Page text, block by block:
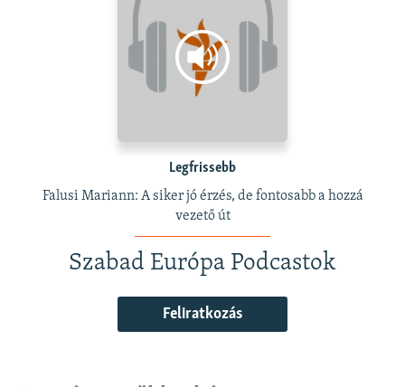
Legfrissebb
Falusi Mariann: A siker jó érzés, de fontosabb a hozzá
vezető út
Szabad Európa Podcastok
Feliratkozás